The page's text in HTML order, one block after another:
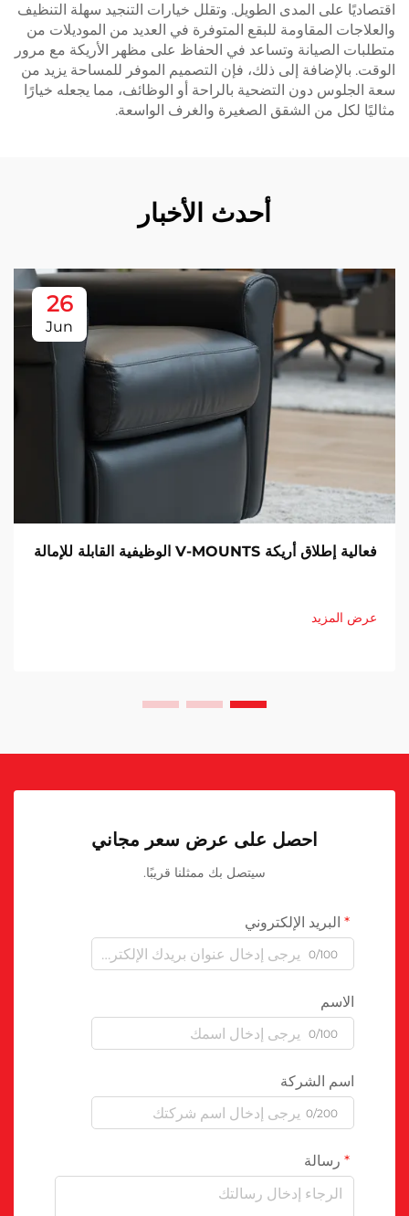
اقتصاديًا على المدى الطويل. وتقلل خيارات التنجيد سهلة التنظيف
والعلاجات المقاومة للبقع المتوفرة في العديد من الموديلات من
متطلبات الصيانة وتساعد في الحفاظ على مظهر الأريكة مع مرور
الوقت. بالإضافة إلى ذلك، فإن التصميم الموفر للمساحة يزيد من
سعة الجلوس دون التضحية بالراحة أو الوظائف، مما يجعله خيارًا
مثاليًا لكل من الشقق الصغيرة والغرف الواسعة.
أحدث الأخبار
26
Jun
فعالية إطلاق أريكة V-MOUNTS الوظيفية القابلة للإمالة
عرض المزيد
احصل على عرض سعر مجاني
سيتصل بك ممثلنا قريبًا.
البريد الإلكتروني
0/100
الاسم
0/100
اسم الشركة
0/200
رسالة